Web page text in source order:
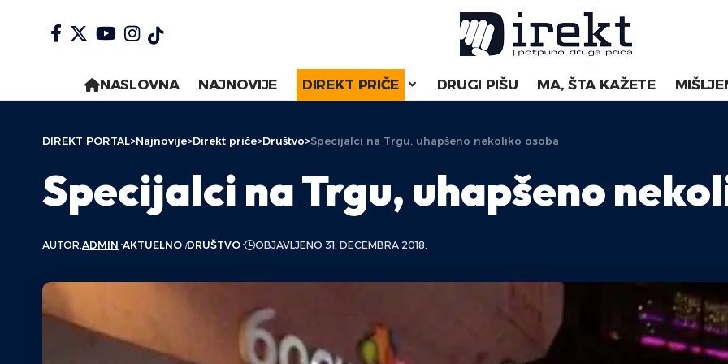
NASLOVNA NAJNOVIJE DIREKT PRIČE DRUGI PIŠU MA, ŠTA KAŽETE
DIREKT PORTAL>Najnovije>Direkt priče>Društvo>Specijalci na Trgu, uhapšeno nekoliko osoba
Specijalci na Trgu, uhapšeno
AUTOR:ADMIN AKTUELNO DRUŠTVO OBJAVLJENO 31. DECEMBRA 2018.